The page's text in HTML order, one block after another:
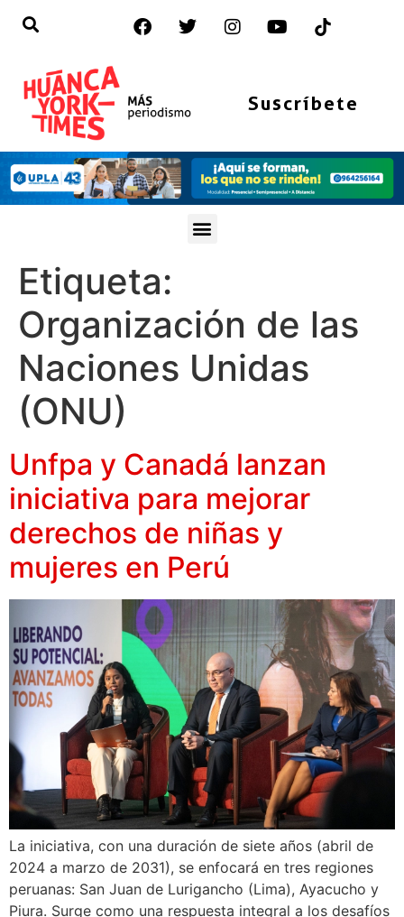
Suscríbete
Etiqueta:
Organización de las
Naciones Unidas
(ONU)
Unfpa y Canadá lanzan
iniciativa para mejorar
derechos de niñas y
mujeres en Perú
La iniciativa, con una duración de siete años (abril de
2024 a marzo de 2031), se enfocará en tres regiones
peruanas: San Juan de Lurigancho (Lima), Ayacucho y
Piura. Surge como una respuesta integral a los desafíos